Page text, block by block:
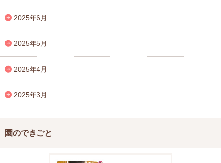
2025年6月
2025年5月
2025年4月
2025年3月
園のできごと